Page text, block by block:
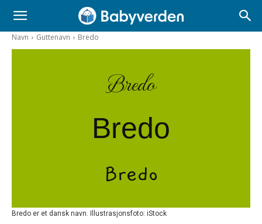
Navn Guttenavn Bredo
Bredo
Bredo
Bredo
Bredo er et dansk navn. Illustrasjonsfoto: iStock